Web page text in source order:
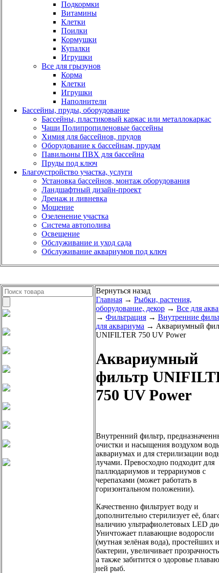
Подкормки
Витамины
Клетки
Поилки
Кормушки
Купалки
Игрушки
Все для грызунов
Корма
Клетки
Игрушки
Наполнители
Бассейны, пруды, оборудование
Бассейны, пластиковый каркас или металлокаркас
Чаши Полипропиленовые бассейны
Химия для бассейнов, прудов
Оборудование к бассейнам, прудам
Павильоны ПВХ для бассейна
Пруды под ключ
Благоустройство участка, услуги
Установка бассейнов, монтаж оборудования
Ландшафтный дизайн-проект
Дренаж и ливневка
Мощение
Озеленение участка
Система автополива
Освещение
Обслуживание и уход сада
Обслуживание аквариумов под ключ
Вернуться назад
Главная → Рыбки, растения,
оборудование, декор → Все для
→ Фильтрация → Внутренние
для аквариума → Аквариумный
UNIFILTER 750 UV Power
Аквариумный
фильтр
750 UV Power
Внутренний фильтр,
очистки и насыщения воздухом
аквариумах и для стерилизации
лучами. Превосходно подходит для
паллюдариумов и террариумов с
черепахами (может работать в
горизонтальном положении).
Качественно фильтрует воду и
дополнительно стерилизует её,
наличию ультрафиолетовых LED
Уничтожает плавающие водоросли
(мутная зелёная вода), простейших и
бактерии, увеличивает
а также забитится о здоровье
ней рыб.